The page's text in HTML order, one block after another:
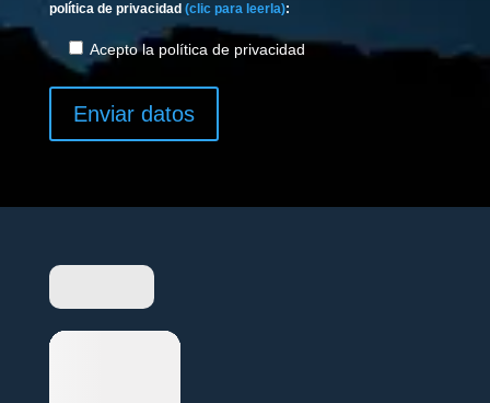
política de privacidad (clic para leerla):
Acepto la política de privacidad
Enviar datos